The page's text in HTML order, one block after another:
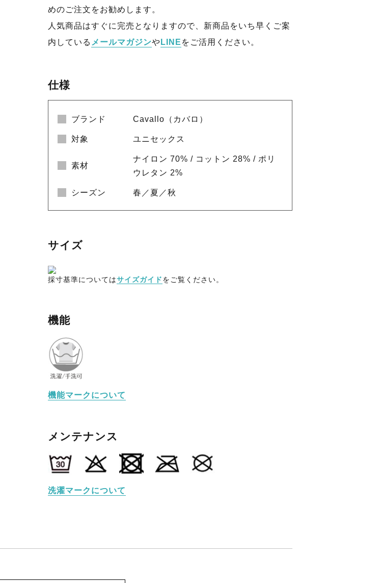
めのご注文をお勧めします。
人気商品はすぐに完売となりますので、新商品をいち早くご案
内している メールマガジンや LINE をご活用ください。
仕様
ブランド Cavallo（カバロ）
対象 ユニセックス
素材
ナイロン 70% / コットン 28% / ポリ
ウレタン 2%
シーズン 春／夏／秋
サイズ
採寸基準についてはサイズガイドをご覧ください。
機能
機能マークについて
メンテナンス
洗濯マークについて